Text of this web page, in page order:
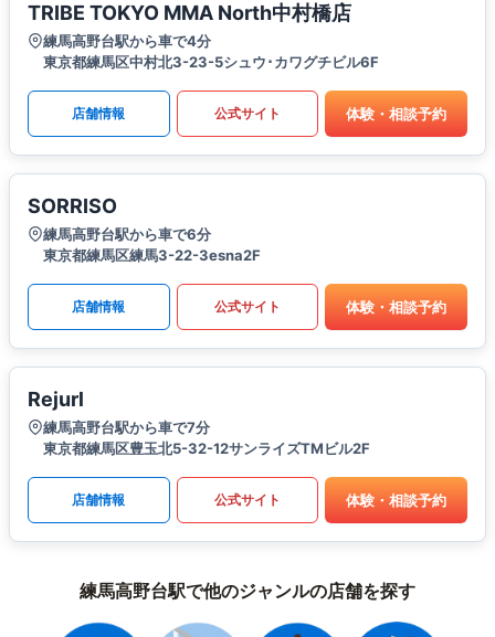
TRIBE TOKYO MMA North中村橋店
練馬高野台駅から車で4分
東京都練馬区中村北3-23-5シュウ･カワグチビル6F
店舗情報 公式サイト 体験・相談予約
SORRISO
練馬高野台駅から車で6分
東京都練馬区練馬3-22-3esna2F
店舗情報 公式サイト 体験・相談予約
Rejurl
練馬高野台駅から車で7分
東京都練馬区豊玉北5-32-12サンライズTMビル2F
店舗情報 公式サイト 体験・相談予約
練馬高野台駅で他のジャンルの店舗を探す